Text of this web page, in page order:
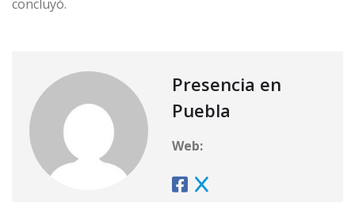
concluyó.
Presencia en
Puebla
Web: